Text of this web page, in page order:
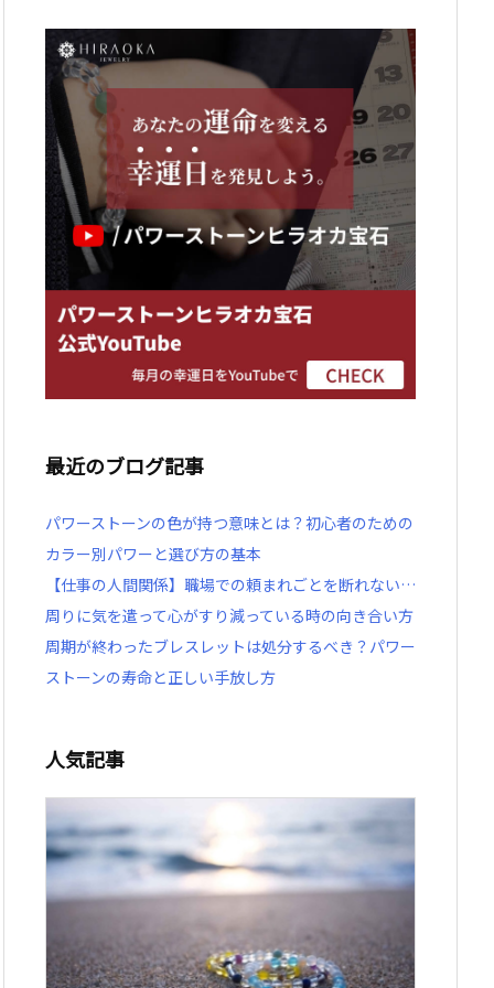
最近のブログ記事
パワーストーンの色が持つ意味とは？初心者のための
カラー別パワーと選び方の基本
【仕事の人間関係】職場での頼まれごとを断れない…
周りに気を遣って心がすり減っている時の向き合い方
周期が終わったブレスレットは処分するべき？パワー
ストーンの寿命と正しい手放し方
人気記事